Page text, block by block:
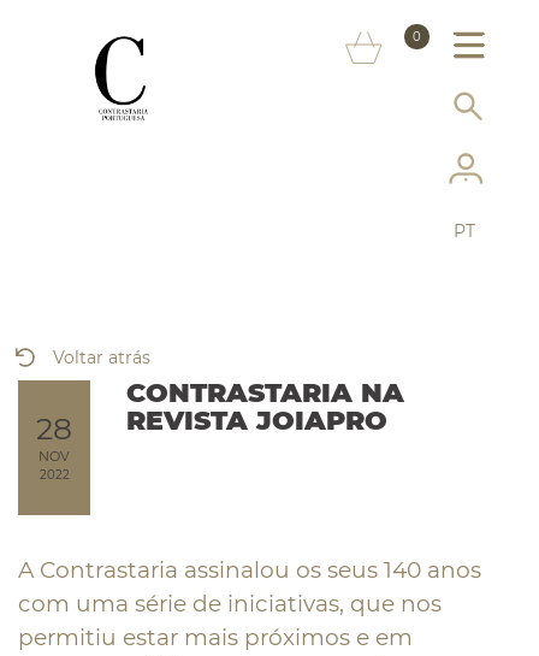
0
SERVIÇOS
PT
28
NOV
2022
CONTRASTARIA NA
REVISTA JOIAPRO
Voltar atrás
A Contrastaria assinalou os seus 140 anos
com uma série de iniciativas, que nos
permitiu estar mais próximos e em